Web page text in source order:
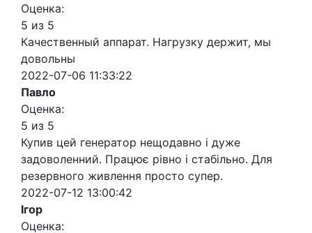
Оценка:
5 из 5
Качественный аппарат. Нагрузку держит, мы
довольны
2022-07-06 11:33:22
Павло
Оценка:
5 из 5
Купив цей генератор нещодавно і дуже
задоволенний. Працює рівно і стабільно. Для
резервного живлення просто супер.
2022-07-12 13:00:42
Ігор
Оценка: